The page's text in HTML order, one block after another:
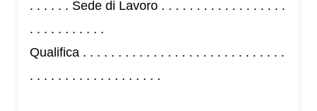
. . . . . . Sede di Lavoro . . . . . . . . . . . . . . . . . .
. . . . . . . . . . .
Qualifica . . . . . . . . . . . . . . . . . . . . . . . . . . . . .
. . . . . . . . . . . . . . . . . . .